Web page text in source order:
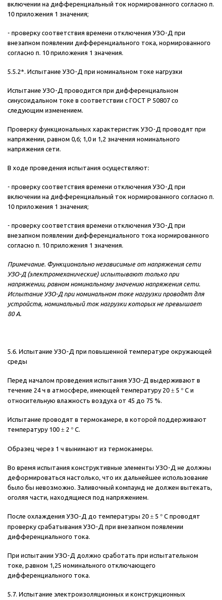
включении на дифференциальный ток нормированного согласно п.
10 приложения 1 значения;
- проверку соответствия времени отключения УЗО-Д при
внезапном появлении дифференциального тока, нормированного
согласно п. 10 приложения 1 значения.
5.5.2*. Испытание УЗО-Д при номинальном токе нагрузки
Испытание УЗО-Д проводится при дифференциальном
синусоидальном токе в соответствии с ГОСТ Р 50807 со
следующим изменением.
Проверку функциональных характеристик УЗО-Д проводят при
напряжении, равном 0,6; 1,0 и 1,2 значения номинального
напряжения сети.
В ходе проведения испытания осуществляют:
- проверку соответствия времени отключения УЗО-Д при
включении на дифференциальный ток нормированного согласно п.
10 приложения 1 значения;
- проверку соответствия времени отключения УЗО-Д при
внезапном появлении дифференциального тока нормированного
согласно п. 10 приложения 1 значения.
Примечание. Функционально независимые от напряжения сети
УЗО-Д (электромеханические) испытывают только при
напряжении, равном номинальному значению напряжения сети.
Испытание УЗО-Д при номинальном токе нагрузки проводят для
устройств, номинальный ток нагрузки которых не превышает
80 А.
5.6. Испытание УЗО-Д при повышенной температуре окружающей
среды
Перед началом проведения испытания УЗО-Д выдерживают в
течение 24 ч в атмосфере, имеющей температуру 20 ± 5 ° С и
относительную влажность воздуха от 45 до 75 %.
Испытание проводят в термокамере, в которой поддерживают
температуру 100 ± 2 ° С.
Образец через 1 ч вынимают из термокамеры.
Во время испытания конструктивные элементы УЗО-Д не должны
деформироваться настолько, что их дальнейшее использование
было бы невозможно. Заливочный компаунд не должен вытекать,
оголяя части, находящиеся под напряжением.
После охлаждения УЗО-Д до температуры 20 ± 5 ° С проводят
проверку срабатывания УЗО-Д при внезапном появлении
дифференциального тока.
При испытании УЗО-Д должно сработать при испытательном
токе, равном 1,25 номинального отключающего
дифференциального тока.
5.7. Испытание электроизоляционных и конструкционных